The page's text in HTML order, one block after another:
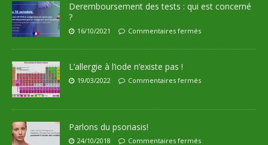
Deremboursement des tests : qui est concerné
?
16/10/2021 Commentaires fermés
L’allergie à l’iode n’existe pas !
19/03/2022 Commentaires fermés
Parlons du psoriasis!
24/10/2018 Commentaires fermés